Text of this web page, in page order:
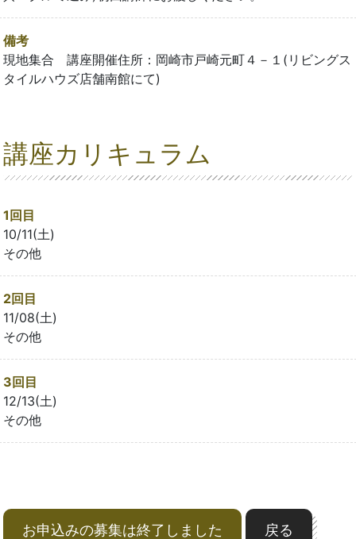
備考
現地集合 講座開催住所：岡崎市戸崎元町４－１(リビングス
タイルハウズ店舗南館にて)
講座カリキュラム
1回目
10/11(土)
その他
2回目
11/08(土)
その他
3回目
12/13(土)
その他
お申込みの募集は終了しました 戻る